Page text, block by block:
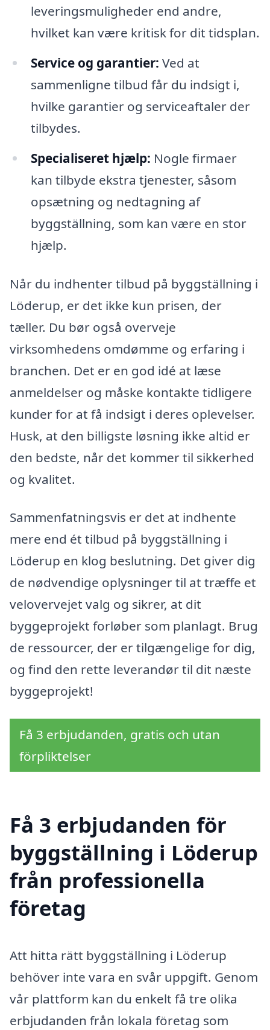
leveringsmuligheder end andre,
hvilket kan være kritisk for dit tidsplan.
Service og garantier: Ved at
sammenligne tilbud får du indsigt i,
hvilke garantier og serviceaftaler der
tilbydes.
Specialiseret hjælp: Nogle firmaer
kan tilbyde ekstra tjenester, såsom
opsætning og nedtagning af
byggställning, som kan være en stor
hjælp.
Når du indhenter tilbud på byggställning i
Löderup, er det ikke kun prisen, der
tæller. Du bør også overveje
virksomhedens omdømme og erfaring i
branchen. Det er en god idé at læse
anmeldelser og måske kontakte tidligere
kunder for at få indsigt i deres oplevelser.
Husk, at den billigste løsning ikke altid er
den bedste, når det kommer til sikkerhed
og kvalitet.
Sammenfatningsvis er det at indhente
mere end ét tilbud på byggställning i
Löderup en klog beslutning. Det giver dig
de nødvendige oplysninger til at træffe et
velovervejet valg og sikrer, at dit
byggeprojekt forløber som planlagt. Brug
de ressourcer, der er tilgængelige for dig,
og find den rette leverandør til dit næste
byggeprojekt!
Få 3 erbjudanden, gratis och utan
förpliktelser
Få 3 erbjudanden för
byggställning i Löderup
från professionella
företag
Att hitta rätt byggställning i Löderup
behöver inte vara en svår uppgift. Genom
vår plattform kan du enkelt få tre olika
erbjudanden från lokala företag som